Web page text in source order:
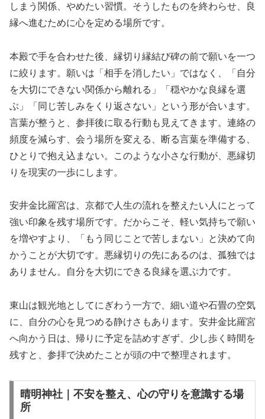
しまう関係、やめたい習慣。そうしたものを終わらせ、良
縁へ進むために心を定める場所です。
本殿で手を合わせた後、縁切り縁結び碑の前で願いを一つ
に絞ります。願いは「相手を消したい」ではなく、「自分
を大切にできない関係から離れる」「穏やかな良縁を選
ぶ」「同じ苦しみをくり返さない」という形が合います。
言葉が整うと、参拝後に取る行動も見えてきます。連絡の
頻度を減らす、会う場所を変える、断る言葉を準備する、
ひとりで抱え込まない。このような小さな行動が、悪縁切
りを現実の一歩にします。
安井金比羅宮は、京都で人生の流れを整えたい人にとって
強い印象を残す場所です。だからこそ、軽い気持ちで願い
を増やすより、「もう同じことで苦しまない」と決めて向
かうことが大切です。悪縁切りの先にあるのは、孤独では
ありません。自分を大切にできる良縁を選ぶ力です。
東山は観光地としてにぎわう一方で、細い道や石畳の空気
に、自分の心を見つめる静けさもあります。安井金比羅宮
へ向かう日は、帰りに予定を詰めすぎず、少し歩く時間を
残すと、参拝で決めたことが頭の中で整理されます。
晴明神社｜不安を整え、心の守りを意識する場
所